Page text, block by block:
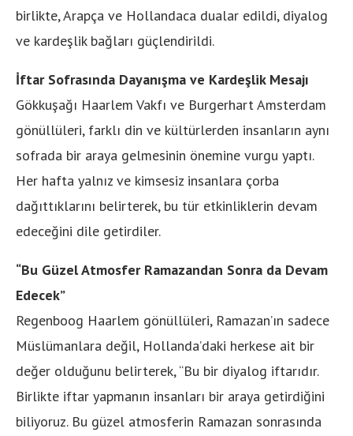
birlikte, Arapça ve Hollandaca dualar edildi, diyalog
ve kardeşlik bağları güçlendirildi.
İftar Sofrasında Dayanışma ve Kardeşlik Mesajı
Gökkuşağı Haarlem Vakfı ve Burgerhart Amsterdam
gönüllüleri, farklı din ve kültürlerden insanların aynı
sofrada bir araya gelmesinin önemine vurgu yaptı.
Her hafta yalnız ve kimsesiz insanlara çorba
dağıttıklarını belirterek, bu tür etkinliklerin devam
edeceğini dile getirdiler.
“Bu Güzel Atmosfer Ramazandan Sonra da Devam
Edecek”
Regenboog Haarlem gönüllüleri, Ramazan’ın sadece
Müslümanlara değil, Hollanda’daki herkese ait bir
değer olduğunu belirterek, “Bu bir diyalog iftarıdır.
Birlikte iftar yapmanın insanları bir araya getirdiğini
biliyoruz. Bu güzel atmosferin Ramazan sonrasında